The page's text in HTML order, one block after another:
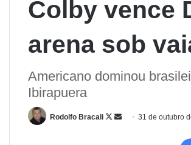
Colby vence
arena sob
Americano dominou
Ibirapuera
Rodolfo Bracali 31 de outubro